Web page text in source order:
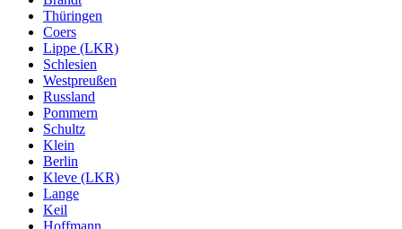
Thüringen
Coers
Lippe (LKR)
Schlesien
Westpreußen
Russland
Pommern
Schultz
Klein
Berlin
Kleve (LKR)
Lange
Keil
Hoffmann